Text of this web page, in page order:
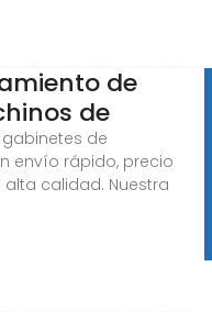
de
de
de
envío rápido, precio
calidad. Nuestra